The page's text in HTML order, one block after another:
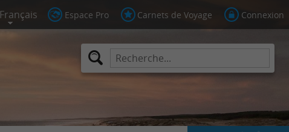
Espace Pro Carnets de Voyage Connexion